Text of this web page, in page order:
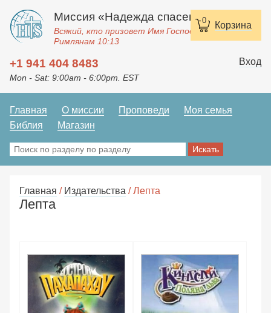
0 Корзина
Миссия «Надежда спасения»
Всякий, кто призовет Имя Господне, спасется.
Римлянам 10:13
+1 941 404 8483
Mon - Sat: 9:00am - 6:00pm. EST
Вход
Главная О миссии Проповеди
Моя семья
Библия
Магазин
Главная / Издательства / Лепта
Лепта